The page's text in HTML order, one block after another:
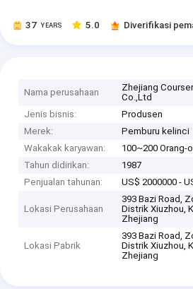
37 YEARS 5.0 Diverifikasi
Nama perusahaan
Zhejiang
Co.,Ltd
Jenis bisnis:
Produsen
Merek:
Pemburu kelinci
Wakakak karyawan:
100~200 Orang-
Tahun didirikan:
1987
Penjualan tahunan:
US$ 2000000 -
Lokasi Perusahaan
393 Bazi Road,
Distrik Xiuzhou,
Zhejiang
Lokasi Pabrik
393 Bazi Road,
Distrik Xiuzhou,
Zhejiang